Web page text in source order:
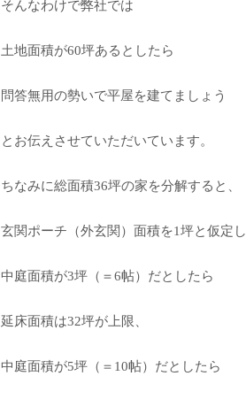
そんなわけで弊社では
土地面積が60坪あるとしたら
問答無用の勢いで平屋を建てましょう
とお伝えさせていただいています。
ちなみに総面積36坪の家を分解すると、
玄関ポーチ（外玄関）面積を1坪と仮定し
中庭面積が3坪（＝6帖）だとしたら
延床面積は32坪が上限、
中庭面積が5坪（＝10帖）だとしたら